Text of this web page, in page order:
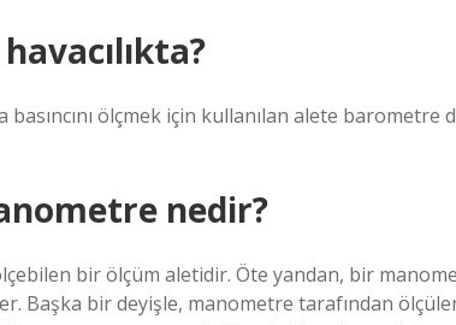
ölçmek için kullanılan alete barometre
nedir?
ölçebilen bir ölçüm aletidir. Öte yandan, bir
Başka bir deyişle, manometre tarafından